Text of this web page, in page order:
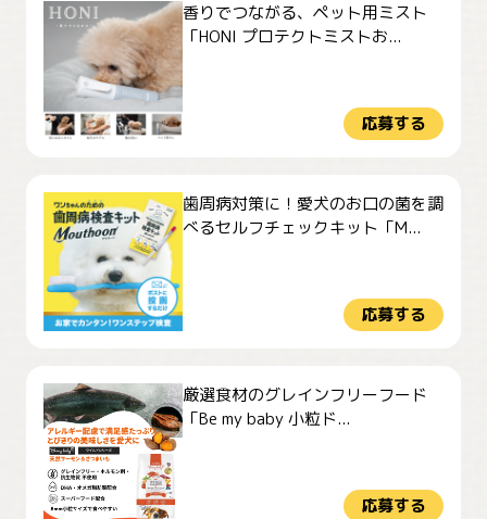
香りでつながる、ペット用ミスト
「HONI プロテクトミストお...
応募する
歯周病対策に！愛犬のお口の菌を調
べるセルフチェックキット「M...
応募する
厳選食材のグレインフリーフード
「Be my baby 小粒ド...
応募する